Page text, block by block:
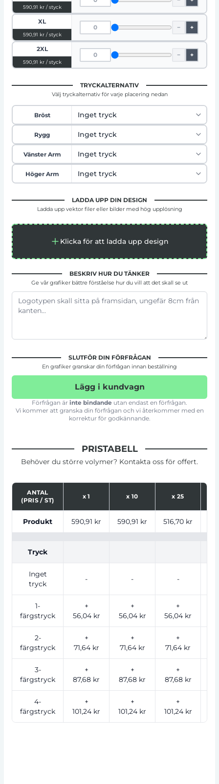
590,91 kr / styck
XL
590,91 kr / styck
− +
2XL
590,91 kr / styck
− +
TRYCKALTERNATIV
Välj tryckalternativ för varje placering nedan
Bröst
Rygg
Vänster Arm
Höger Arm
LADDA UPP DIN DESIGN
Ladda upp vektor filer eller bilder med hög upplösning
Klicka för att ladda upp design
BESKRIV HUR DU TÄNKER
Ge vår grafiker bättre förståelse hur du vill att det skall se ut
SLUTFÖR DIN FÖRFRÅGAN
En grafiker granskar din förfrågan innan beställning
Lägg i kundvagn
Förfrågan är inte bindande utan endast en förfrågan.
Vi kommer att granska din förfrågan och vi återkommer med en
korrektur för godkännande.
PRISTABELL
Behöver du större volymer? Kontakta oss för offert.
ANTAL
(PRIS / ST)
x1 x 10 x 25
Produkt 590,91 kr 590,91 kr 516,70 kr
Tryck
Inget
tryck
- - -
1-
färgstryck
+
56,04 kr
+
56,04 kr
+
56,04 kr
2-
färgstryck
+
71,64 kr
+
71,64 kr
+
71,64 kr
3-
färgstryck
+
87,68 kr
+
87,68 kr
+
87,68 kr
4-
färgstryck
+
101,24 kr
+
101,24 kr
+
101,24 kr